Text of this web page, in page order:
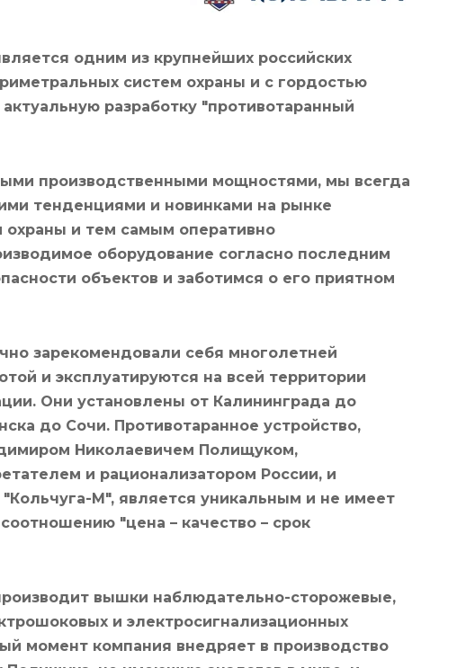
одним из крупнейших российских
систем охраны и с гордостью
разработку "противотаранный
производственными мощностями, мы всегда
тенденциями и новинками на рынке
охраны и тем самым оперативно
оборудование согласно последним
объектов и заботимся о его приятном
зарекомендовали себя многолетней
и эксплуатируются на всей территории
Они установлены от Калининграда до
до Сочи. Противотаранное устройство,
Николаевичем Полищуком,
и рационализатором России, и
М", является уникальным и не имеет
"цена – качество – срок
вышки наблюдательно-сторожевые,
и электросигнализационных
момент компания внедряет в производство